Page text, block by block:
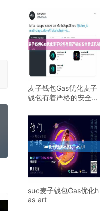
麦子钱包Gas优化麦子
钱包有着严格的安全验
suc麦子钱包Gas优化h
as art